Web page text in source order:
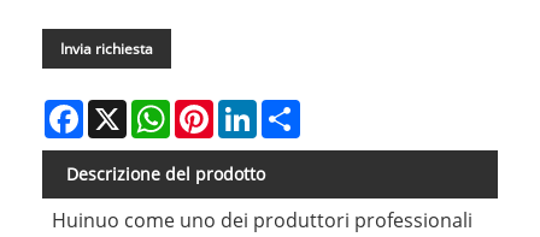
Invia richiesta
Facebook
X WhatsAppPinterestLinkedIn
Descrizione del prodotto
Huinuo come uno dei produttori professionali